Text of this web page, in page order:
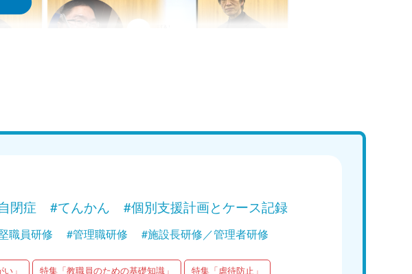
「”マインドブラインドネス”を知り、“育
閉症 #てんかん
#個別支援計画とケース記録
職員研修 #管理職研修 #施設長研修／管理者研修
」 特集「教職員のための基礎知識」
特集「虐待防止」